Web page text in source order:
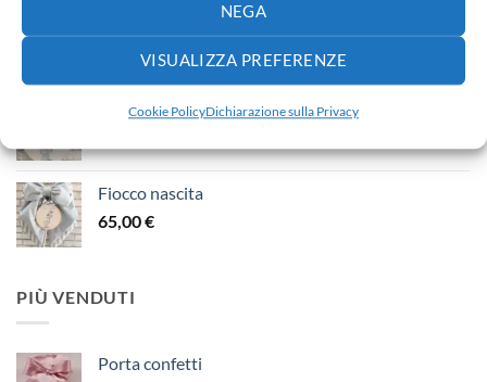
NEGA
VISUALIZZA PREFERENZE
Cookie PolicyDichiarazione sulla Privacy
Fiocco nascita
Fiocco nascita
65,00€
PIÙ VENDUTI
Porta confetti